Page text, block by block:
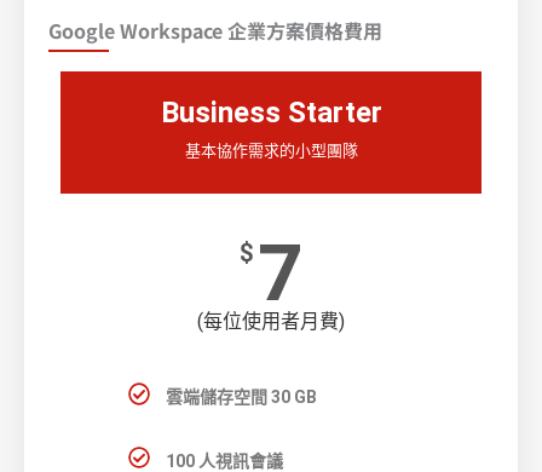
Google Workspace 企業方案價格費用
Business Starter
基本協作需求的小型團隊
$ 7
(每位使用者月費)
雲端儲存空間 30 GB
100 人視訊會議